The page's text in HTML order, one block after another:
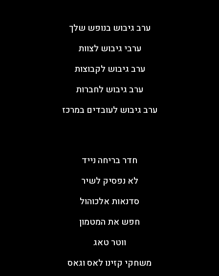
ערב גיבוש בנופש שלך
ערבי גיבוש לצוות
ערב גיבוש לקבוצות
ערב גיבוש לחברות
ערב גיבוש לעובדים במרכז
חדר בריחה נייד
לא נפסיק לשיר
סדנאות אלכוהול
חפש את המטמון
ווטר טאג
משחקי קזינו לאס וגאס